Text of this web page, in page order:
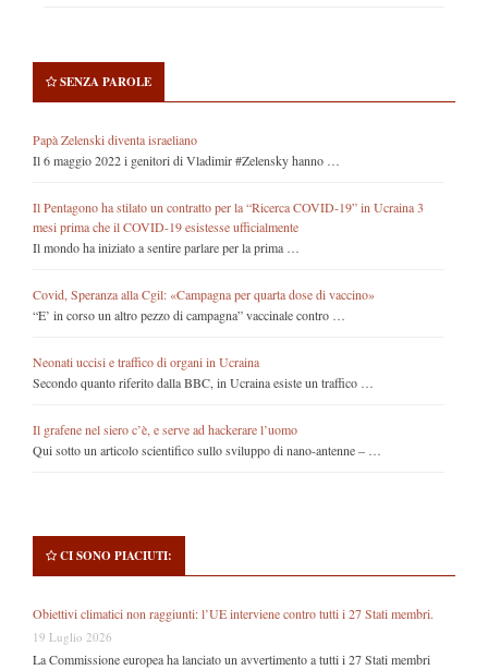
SENZA PAROLE
Papà Zelenski diventa israeliano
Il 6 maggio 2022 i genitori di Vladimir #Zelensky hanno …
Il Pentagono ha stilato un contratto per la “Ricerca COVID-19” in Ucraina 3
mesi prima che il COVID-19 esistesse ufficialmente
Il mondo ha iniziato a sentire parlare per la prima …
Covid, Speranza alla Cgil: «Campagna per quarta dose di vaccino»
“E’ in corso un altro pezzo di campagna” vaccinale contro …
Neonati uccisi e traffico di organi in Ucraina
Secondo quanto riferito dalla BBC, in Ucraina esiste un traffico …
Il grafene nel siero c’è, e serve ad hackerare l’uomo
Qui sotto un articolo scientifico sullo sviluppo di nano-antenne – …
CI SONO PIACIUTI:
Obiettivi climatici non raggiunti: l’UE interviene contro tutti i 27 Stati membri.
19 Luglio 2026
La Commissione europea ha lanciato un avvertimento a tutti i 27 Stati membri